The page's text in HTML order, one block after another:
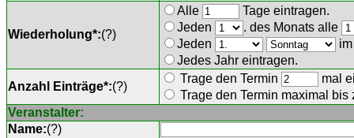
Wiederholung*:(?)
Alle
Tage eintragen.
Jeden
. des Monats alle
Jeden
Jedes Jahr eintragen.
Anzahl Einträge*:(?)
Trage den Termin
mal
Trage den Termin maximal bis
Veranstalter:
Name:(?)